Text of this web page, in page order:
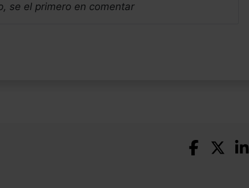
se el primero en comentar